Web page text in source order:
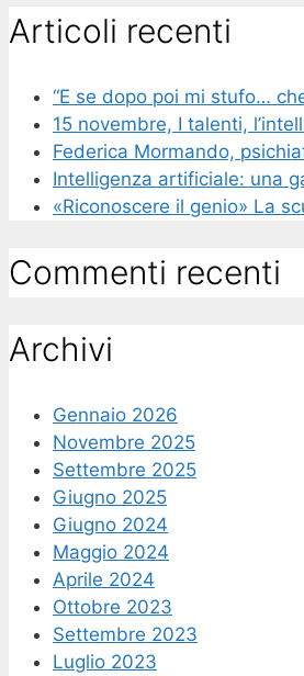
Articoli recenti
“E se dopo poi mi stufo…
15 novembre, I talenti,
Federica Mormando,
Intelligenza artificiale: una
«Riconoscere il genio» La
Commenti recenti
Archivi
Gennaio 2026
Novembre 2025
Settembre 2025
Giugno 2025
Giugno 2024
Maggio 2024
Aprile 2024
Ottobre 2023
Settembre 2023
Luglio 2023